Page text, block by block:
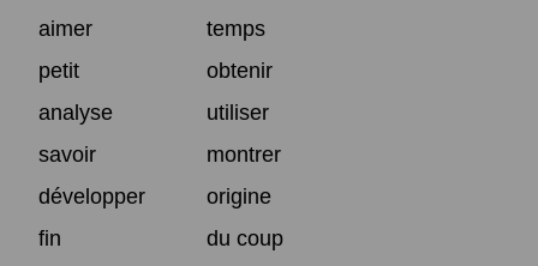
aimer
temps
petit
obtenir
analyse
utiliser
savoir
montrer
développer
origine
fin
du coup